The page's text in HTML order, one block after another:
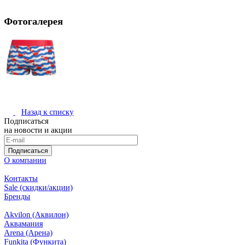
Фотогалерея
Назад к списку
Подписаться
на новости и акции
Подписаться
О компании
Контакты
Sale (скидки/акции)
Бренды
Akvilon (Аквилон)
Аквамания
Arena (Арена)
Funkita (Функита)